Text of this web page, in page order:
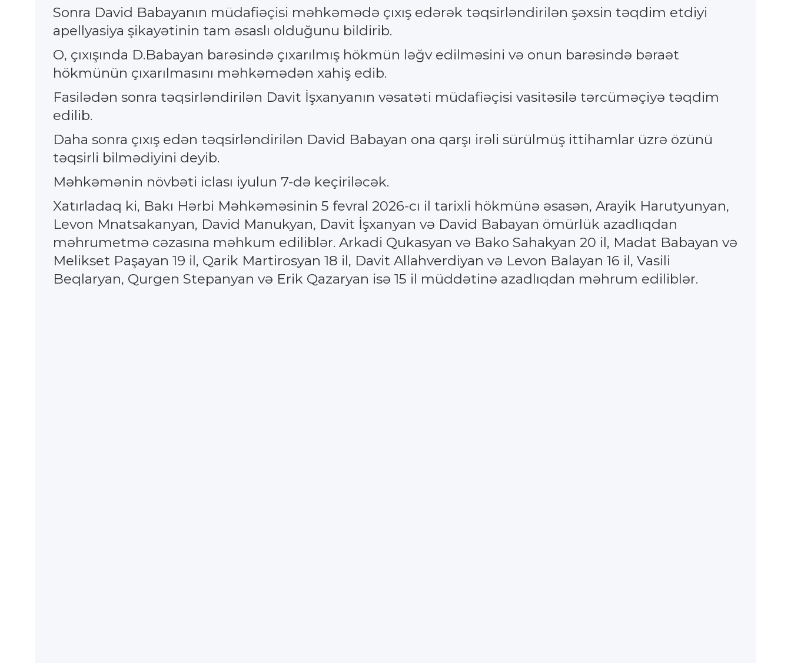
Sonra David Babayanın müdafiəçisi məhkəmədə çıxış edərək təqsirləndirilən şəxsin təqdim etdiyi
apellyasiya şikayətinin tam əsaslı olduğunu bildirib.
O, çıxışında D.Babayan barəsində çıxarılmış hökmün ləğv edilməsini və onun barəsində bəraət
hökmünün çıxarılmasını məhkəmədən xahiş edib.
Fasilədən sonra təqsirləndirilən Davit İşxanyanın vəsatəti müdafiəçisi vasitəsilə tərcüməçiyə təqdim
edilib.
Daha sonra çıxış edən təqsirləndirilən David Babayan ona qarşı irəli sürülmüş ittihamlar üzrə özünü
təqsirli bilmədiyini deyib.
Məhkəmənin növbəti iclası iyulun 7-də keçiriləcək.
Xatırladaq ki, Bakı Hərbi Məhkəməsinin 5 fevral 2026-cı il tarixli hökmünə əsasən, Arayik Harutyunyan,
Levon Mnatsakanyan, David Manukyan, Davit İşxanyan və David Babayan ömürlük azadlıqdan
məhrumetmə cəzasına məhkum ediliblər. Arkadi Qukasyan və Bako Sahakyan 20 il, Madat Babayan və
Melikset Paşayan 19 il, Qarik Martirosyan 18 il, Davit Allahverdiyan və Levon Balayan 16 il, Vasili
Beqlaryan, Qurgen Stepanyan və Erik Qazaryan isə 15 il müddətinə azadlıqdan məhrum ediliblər.